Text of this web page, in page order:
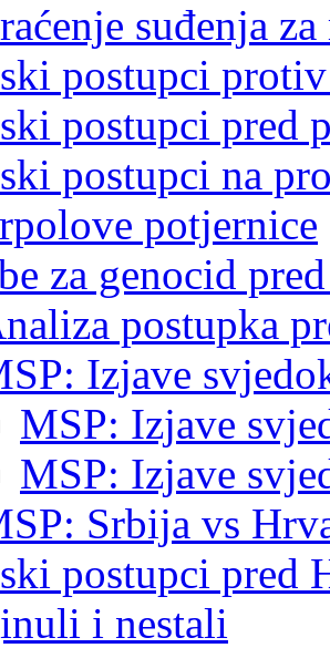
suđenja
postupci
postupci pred
postupci na
potjernice
za genocid
postupka
Izjave
MSP: Izjave
MSP: Izjave
Srbija vs
postupci pred
i nestali